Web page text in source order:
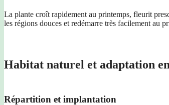
La plante croît rapidement au printemps, fleurit
les régions douces et redémarre très facilement au
Habitat naturel et adaptation
Répartition et implantation